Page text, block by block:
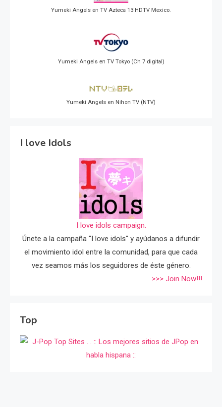
Yumeki Angels en TV Azteca 13 HDTV Mexico.
Yumeki Angels en TV Tokyo (Ch 7 digital)
Yumeki Angels en Nihon TV (NTV)
I love Idols
I love idols campaign.
Únete a la campaña "I love idols" y ayúdanos a difundir
el movimiento idol entre la comunidad, para que cada
vez seamos más los seguidores de éste género.
>>> Join Now!!!
Top